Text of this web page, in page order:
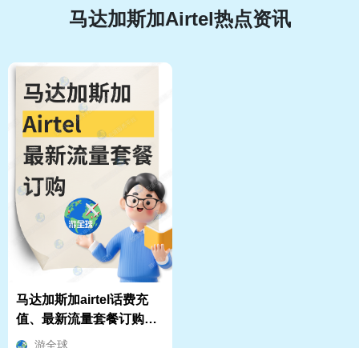
马达加斯加Airtel热点资讯
马达加斯加airtel话费充
值、最新流量套餐订购方
式
游全球